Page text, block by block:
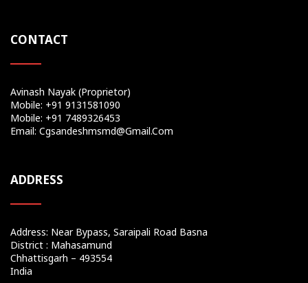
CONTACT
Avinash Nayak (Proprietor)
Mobile: +91 9131581090
Mobile: +91 7489326453
Email: Cgsandeshmsmd@gmail.com
ADDRESS
Address: Near Bypass, Saraipali Road Basna
District : Mahasamund
Chhattisgarh – 493554
India